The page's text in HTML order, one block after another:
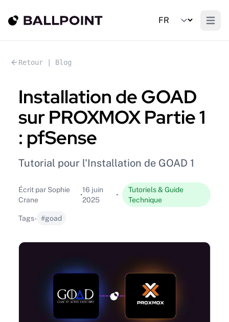
Open
Retour | Blog
Installation de GOAD
sur PROXMOX Partie 1
: pfSense
Tutorial pour l'Installation de GOAD 1
Écrit par Sophie
Crane
•
16 juin
2025
•
Tutoriels & Guide
Technique
Tags- #goad